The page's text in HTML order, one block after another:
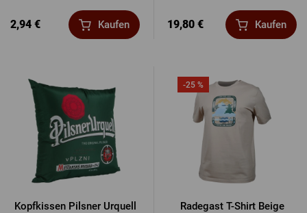
2,94 € Kaufen 19,80 € Kaufen
Kopfkissen Pilsner Urquell
-25 %
Radegast T-Shirt Beige